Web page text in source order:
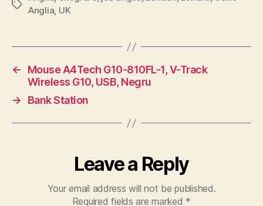
Tags
Anglia, UK
←
Mouse A4Tech G10-810FL-1, V-Track
Wireless G10, USB, Negru
→
Bank Station
Leave a Reply
Your email address will not be published.
Required fields are marked *